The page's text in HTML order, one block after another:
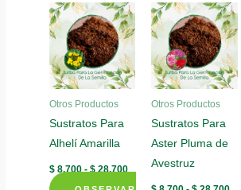
Otros Productos
Sustratos Para
Alhelí Amarilla
$ 8.700 - $28.700 Rango
Otros Productos
Sustratos Para
Aster Pluma de
Avestruz